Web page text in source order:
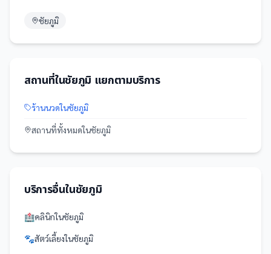
ชัยภูมิ
สถานที่ในชัยภูมิ แยกตามบริการ
ร้านนวดในชัยภูมิ
สถานที่ทั้งหมดในชัยภูมิ
บริการอื่นในชัยภูมิ
🏥คลินิกในชัยภูมิ
🐾สัตว์เลี้ยงในชัยภูมิ